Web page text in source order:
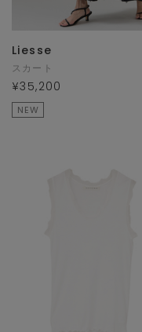
Liesse
スカート
¥35,200
NEW